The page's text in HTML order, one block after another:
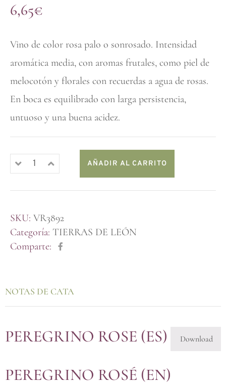
6,65€
Vino de color rosa palo o sonrosado. Intensidad
aromática media, con aromas frutales, como piel de
melocotón y florales con recuerdas a agua de rosas.
En boca es equilibrado con larga persistencia,
untuoso y una buena acidez.
AÑADIR AL CARRITO
SKU: VR3892
Categoría: TIERRAS DE LEÓN
Comparte:
NOTAS DE CATA
PEREGRINO ROSE (ES) Download
PEREGRINO ROSÉ (EN)